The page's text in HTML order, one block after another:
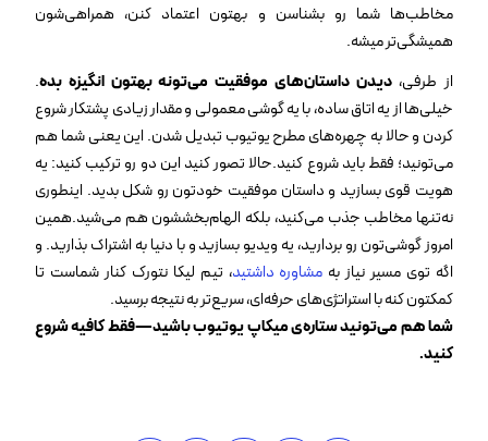
مخاطب‌ها شما رو بشناسن و بهتون اعتماد کنن، همراهی‌شون
همیشگی‌تر میشه.
از طرفی،دیدن داستان‌های موفقیت می‌تونه بهتون انگیزه بده.
خیلی‌ها از یه اتاق ساده، با یه گوشی معمولی و مقدار زیادی پشتکار شروع
کردن و حالا به چهره‌های مطرح یوتیوب تبدیل شدن. این یعنی شما هم
می‌تونید؛ فقط باید شروع کنید.حالا تصور کنید این دو رو ترکیب کنید: یه
هویت قوی بسازید و داستان موفقیت خودتون رو شکل بدید. اینطوری
نه‌تنها مخاطب جذب می‌کنید، بلکه الهام‌بخششون هم می‌شید.همین
امروز گوشی‌تون رو بردارید، یه ویدیو بسازید و با دنیا به اشتراک بذارید. و
اگه توی مسیر نیاز به مشاوره داشتید، تیم لیکا نتورک کنار شماست تا
کمکتون کنه با استراتژی‌های حرفه‌ای، سریع‌تر به نتیجه برسید.
شما هم می‌تونید ستاره‌ی میکاپ یوتیوب باشید—فقط کافیه شروع
کنید.